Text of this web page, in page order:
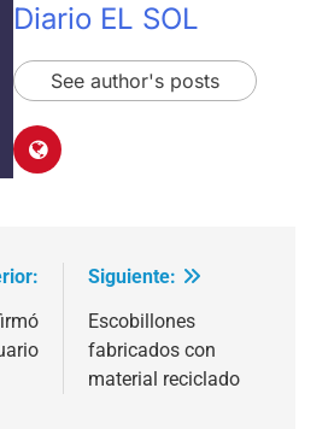
Diario EL SOL
See author's posts
Siguiente:
Escobillones
fabricados con
material reciclado